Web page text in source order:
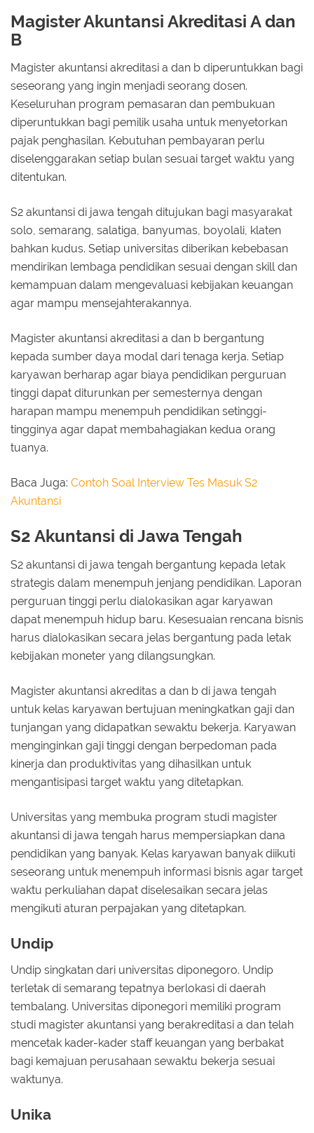
Magister Akuntansi Akreditasi A dan
B
Magister akuntansi akreditasi a dan b diperuntukkan bagi
seseorang yang ingin menjadi seorang dosen.
Keseluruhan program pemasaran dan pembukuan
diperuntukkan bagi pemilik usaha untuk menyetorkan
pajak penghasilan. Kebutuhan pembayaran perlu
diselenggarakan setiap bulan sesuai target waktu yang
ditentukan.
S2 akuntansi di jawa tengah ditujukan bagi masyarakat
solo, semarang, salatiga, banyumas, boyolali, klaten
bahkan kudus. Setiap universitas diberikan kebebasan
mendirikan lembaga pendidikan sesuai dengan skill dan
kemampuan dalam mengevaluasi kebijakan keuangan
agar mampu mensejahterakannya.
Magister akuntansi akreditasi a dan b bergantung
kepada sumber daya modal dari tenaga kerja. Setiap
karyawan berharap agar biaya pendidikan perguruan
tinggi dapat diturunkan per semesternya dengan
harapan mampu menempuh pendidikan setinggi-
tingginya agar dapat membahagiakan kedua orang
tuanya.
Baca Juga: Contoh Soal Interview Tes Masuk S2
Akuntansi
S2 Akuntansi di Jawa Tengah
S2 akuntansi di jawa tengah bergantung kepada letak
strategis dalam menempuh jenjang pendidikan. Laporan
perguruan tinggi perlu dialokasikan agar karyawan
dapat menempuh hidup baru. Kesesuaian rencana bisnis
harus dialokasikan secara jelas bergantung pada letak
kebijakan moneter yang dilangsungkan.
Magister akuntansi akreditas a dan b di jawa tengah
untuk kelas karyawan bertujuan meningkatkan gaji dan
tunjangan yang didapatkan sewaktu bekerja. Karyawan
menginginkan gaji tinggi dengan berpedoman pada
kinerja dan produktivitas yang dihasilkan untuk
mengantisipasi target waktu yang ditetapkan.
Universitas yang membuka program studi magister
akuntansi di jawa tengah harus mempersiapkan dana
pendidikan yang banyak. Kelas karyawan banyak diikuti
seseorang untuk menempuh informasi bisnis agar target
waktu perkuliahan dapat diselesaikan secara jelas
mengikuti aturan perpajakan yang ditetapkan.
Undip
Undip singkatan dari universitas diponegoro. Undip
terletak di semarang tepatnya berlokasi di daerah
tembalang. Universitas diponegori memiliki program
studi magister akuntansi yang berakreditasi a dan telah
mencetak kader-kader staff keuangan yang berbakat
bagi kemajuan perusahaan sewaktu bekerja sesuai
waktunya.
Unika